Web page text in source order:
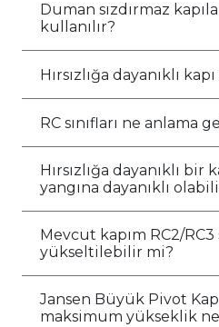
Duman sızdırmaz
kullanılır?
Hırsızlığa dayanıklı
RC sınıfları ne anlama
Hırsızlığa dayanıklı bir
yangına dayanıklı
Mevcut kapım RC2/
yükseltilebilir mi?
Jansen Büyük Pivot
maksimum yükseklik